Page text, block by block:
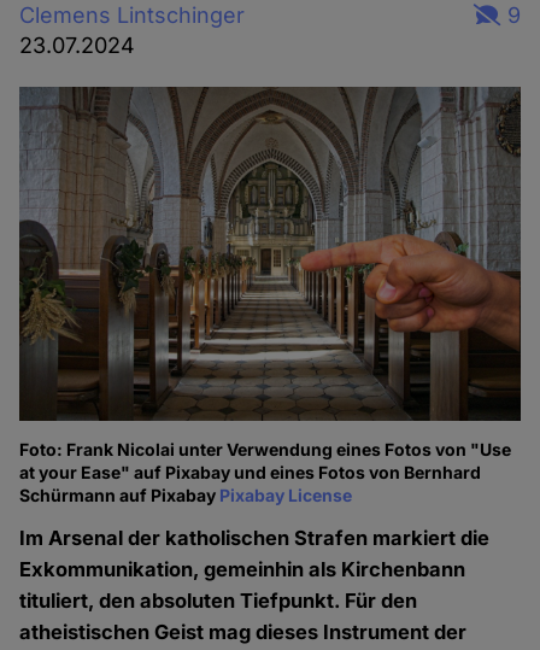
Clemens Lintschinger
23.07.2024
9
Foto: Frank Nicolai unter Verwendung eines Fotos von "Use
at your Ease" auf Pixabay und eines Fotos von Bernhard
Schürmann auf Pixabay Pixabay License
Im Arsenal der katholischen Strafen markiert die
Exkommunikation, gemeinhin als Kirchenbann
tituliert, den absoluten Tiefpunkt. Für den
atheistischen Geist mag dieses Instrument der